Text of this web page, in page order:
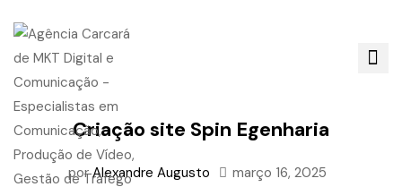
Criação site Spin Egenharia
por Alexandre Augusto
março 16, 2025